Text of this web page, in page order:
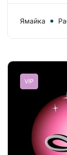
Ямайка
VIP